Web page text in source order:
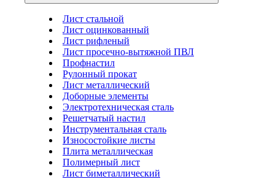
Лист стальной
Лист оцинкованный
Лист рифленый
Лист просечно-вытяжной ПВЛ
Профнастил
Рулонный прокат
Лист металлический
Доборные элементы
Электротехническая сталь
Решетчатый настил
Инструментальная сталь
Износостойкие листы
Плита металлическая
Полимерный лист
Лист биметаллический